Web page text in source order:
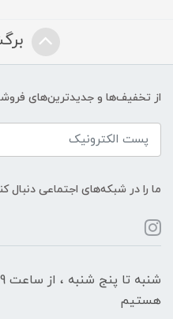
از تخفیف‌ها و جدیدترین‌های
ما را در شبکه‌های اجتماعی دنبال
هستیم